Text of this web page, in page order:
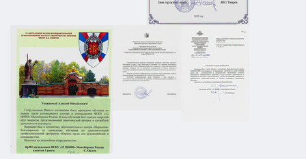
ПОДРОБНЕЕ
Паспорт безопасности для предприятия
НПП в г. Москва
АТЗ Паспорт АТЗ
Постановление Правительства №258
26.12.2025